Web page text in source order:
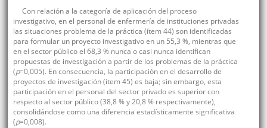
Con relación a la categoría de aplicación del proceso
investigativo, en el personal de enfermería de instituciones privadas
las situaciones problema de la práctica (ítem 44) son identificadas
para formular un proyecto investigativo en un 55,3 %, mientras que
en el sector público el 68,3 % nunca o casi nunca identifican
propuestas de investigación a partir de los problemas de la práctica
(p=0,005). En consecuencia, la participación en el desarrollo de
proyectos de investigación (ítem 45) es baja; sin embargo, esta
participación en el personal del sector privado es superior con
respecto al sector público (38,8 % y 20,8 % respectivamente),
consolidándose como una diferencia estadísticamente significativa
(p=0,008).